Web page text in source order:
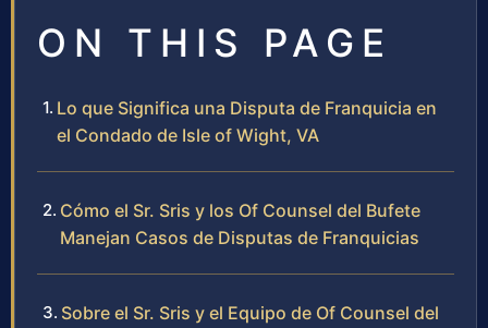
ON THIS PAGE
Lo que Significa una Disputa de Franquicia en
el Condado de Isle of Wight, VA
Cómo el Sr. Sris y los Of Counsel del Bufete
Manejan Casos de Disputas de Franquicias
Sobre el Sr. Sris y el Equipo de Of Counsel del